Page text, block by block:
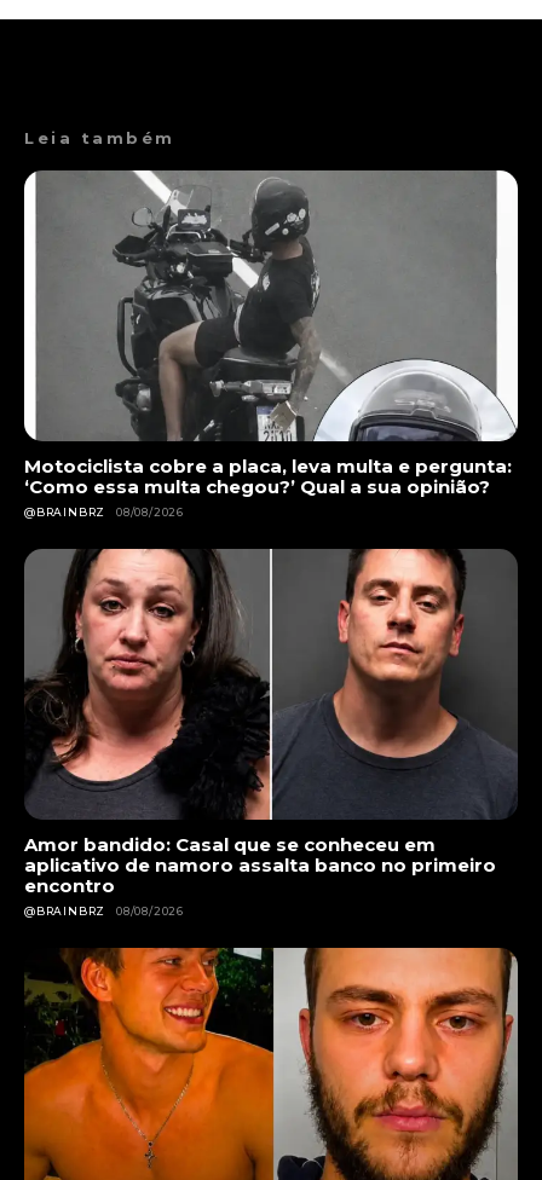
Leia também
Motociclista cobre a placa, leva multa e pergunta:
‘Como essa multa chegou?’ Qual a sua opinião?
@BRAINBRZ 08/08/2026
Amor bandido: Casal que se conheceu em
aplicativo de namoro assalta banco no primeiro
encontro
@BRAINBRZ 08/08/2026